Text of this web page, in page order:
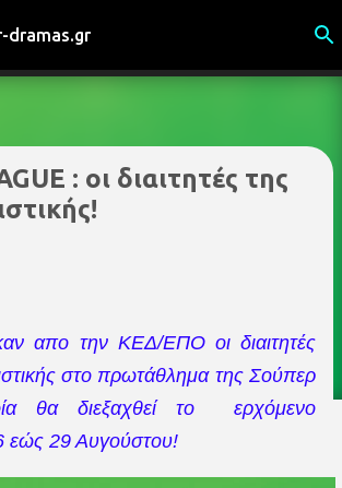
Μετάβαση στο κύριο περιεχόμενο
dramas.gr
: οι διαιτητές της
απο την ΚΕΔ/ΕΠΟ οι διαιτητές
στο πρωτάθλημα της Σούπερ
θα διεξαχθεί το ερχόμενο
εώς 29 Αυγούστου!